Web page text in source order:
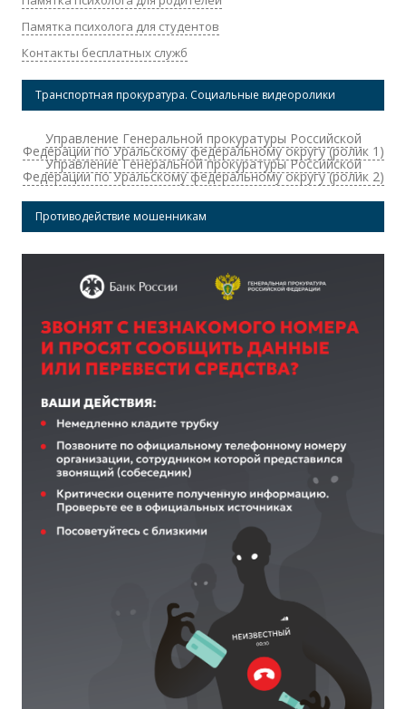
Памятка психолога для студентов
Контакты бесплатных служб
Транспортная прокуратура. Социальные видеоролики
Управление Генеральной прокуратуры Российской
Федерации по Уральскому федеральному округу (ролик 1)
Управление Генеральной прокуратуры Российской
Федерации по Уральскому федеральному округу (ролик 2)
Противодействие мошенникам